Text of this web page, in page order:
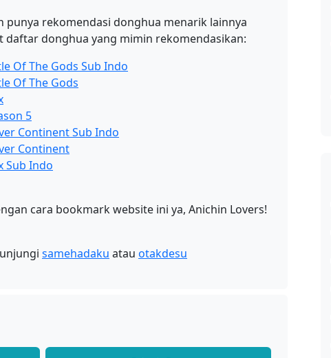
punya rekomendasi donghua menarik lainnya
daftar donghua yang mimin rekomendasikan:
Of The Gods Sub Indo
Of The Gods
5
Continent Sub Indo
Continent
Sub Indo
cara bookmark website ini ya, Anichin Lovers!
samehadaku atau otakdesu